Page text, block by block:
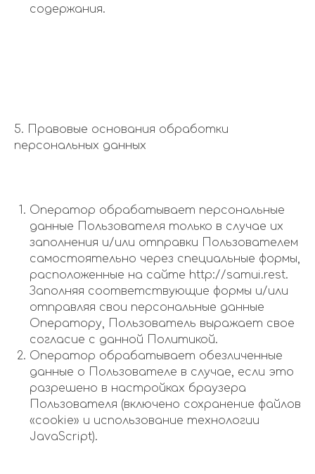
содержания.
5. Правовые основания обработки
персональных данных
Оператор обрабатывает персональные
данные Пользователя только в случае их
заполнения и/или отправки Пользователем
самостоятельно через специальные формы,
расположенные на сайте http://samui.rest.
Заполняя соответствующие формы и/или
отправляя свои персональные данные
Оператору, Пользователь выражает свое
согласие с данной Политикой.
Оператор обрабатывает обезличенные
данные о Пользователе в случае, если это
разрешено в настройках браузера
Пользователя (включено сохранение файлов
«cookie» и использование технологии
JavaScript).